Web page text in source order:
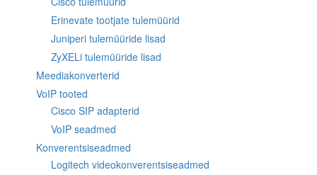
Erinevate tootjate tulemüürid
Juniperi tulemüüride lisad
ZyXELi tulemüüride lisad
Meediakonverterid
VoIP tooted
Cisco SIP adapterid
VoIP seadmed
Konverentsiseadmed
Logitech videokonverentsiseadmed